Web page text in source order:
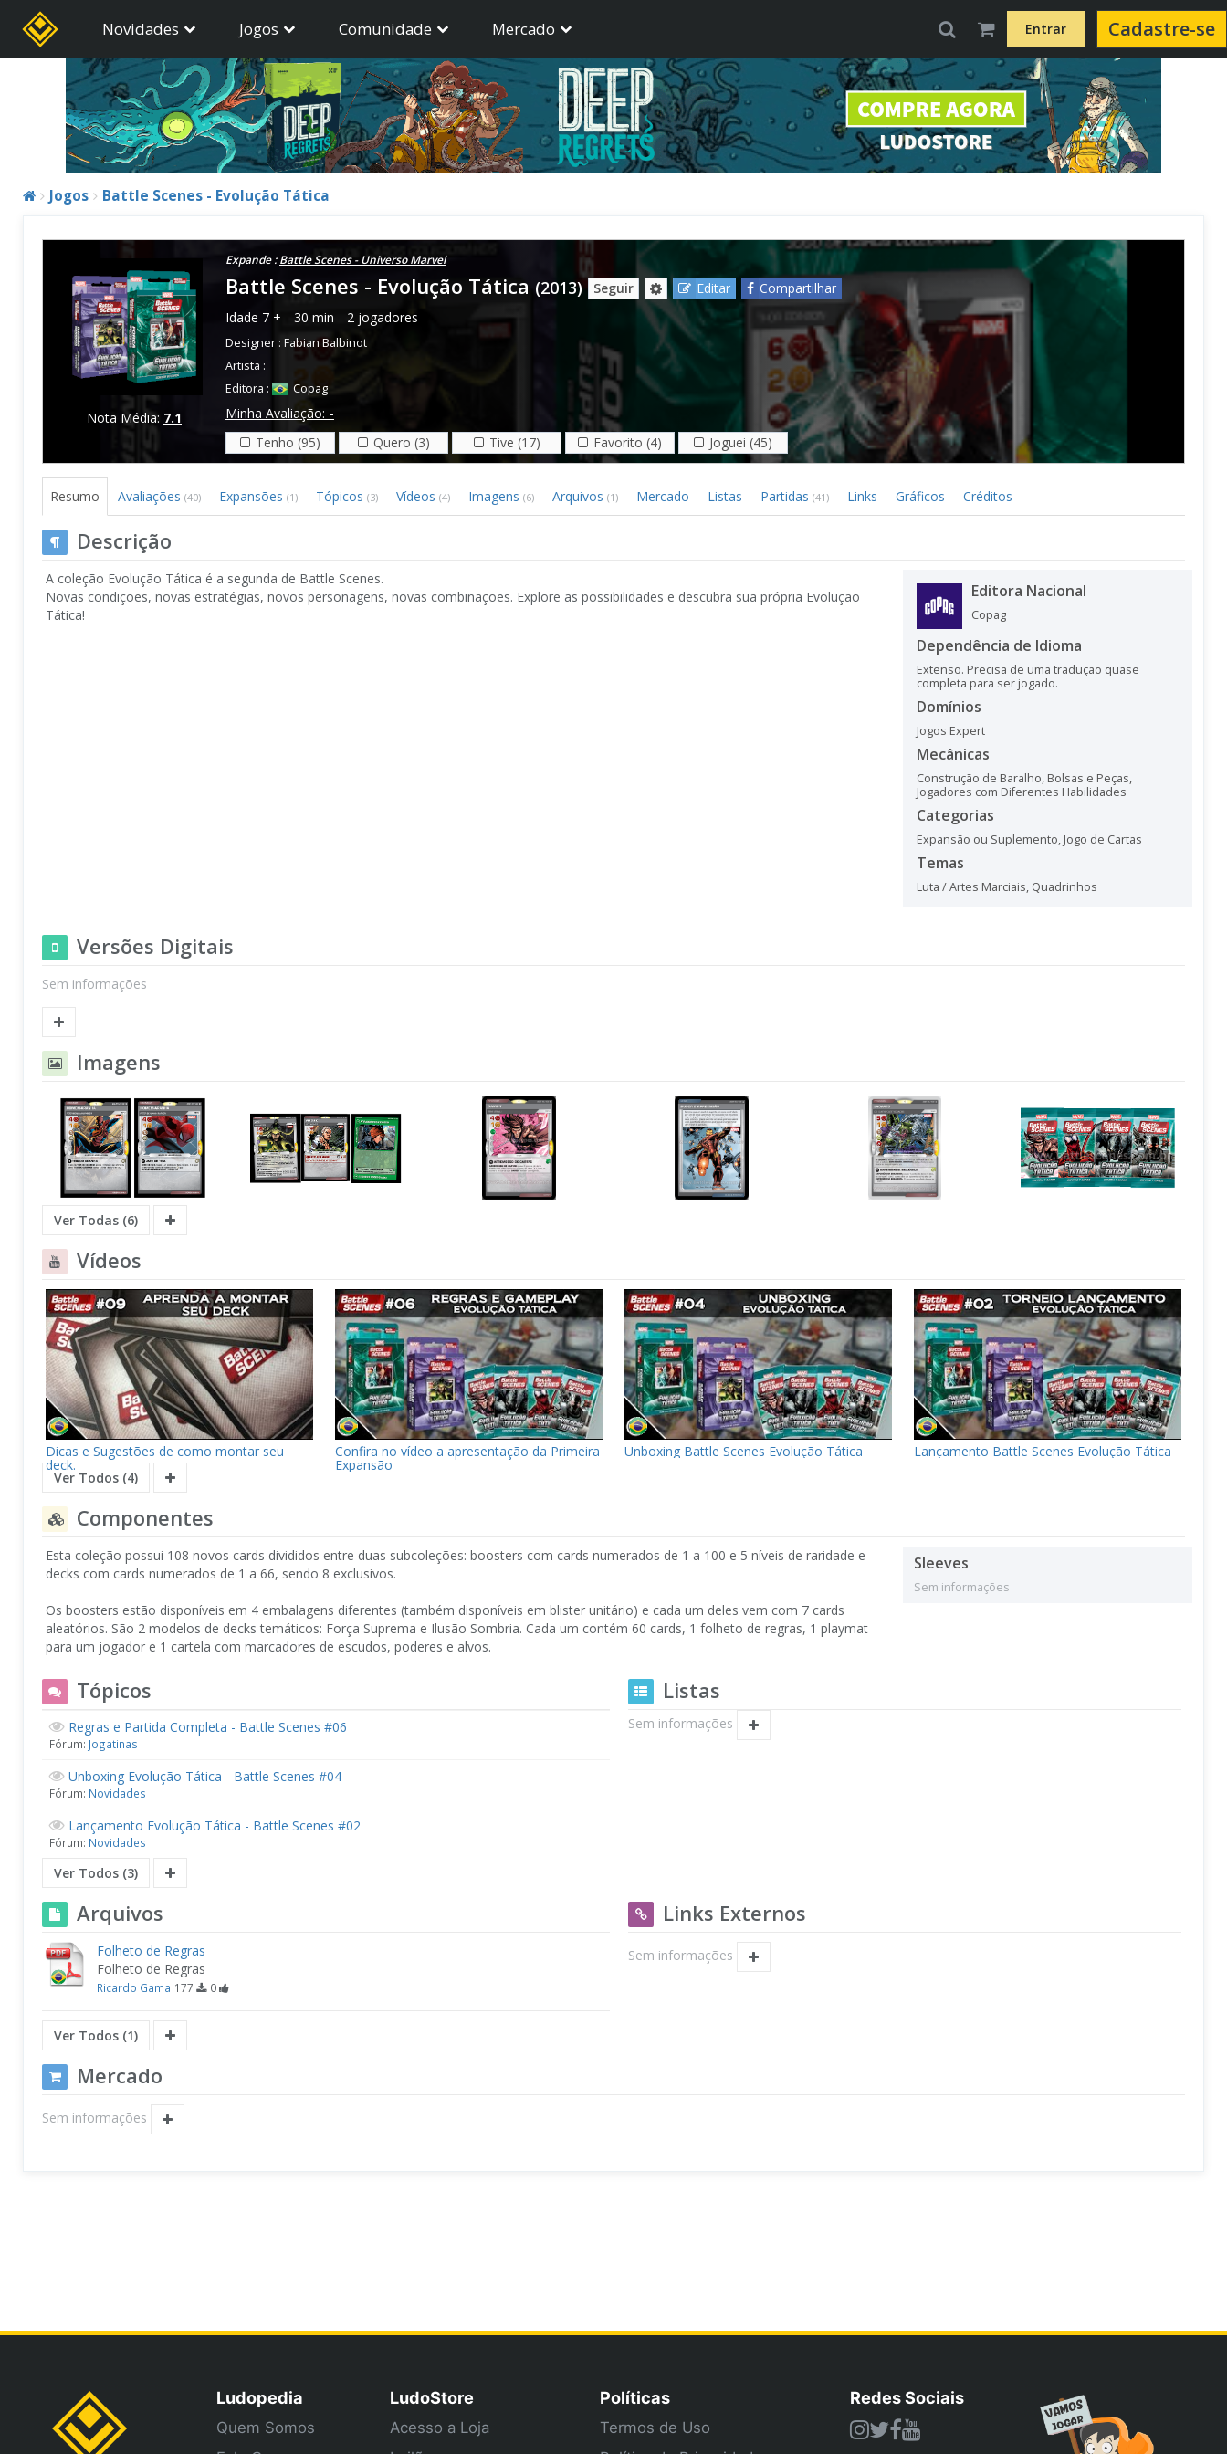
Novidades Jogos Comunidade Mercado Entrar Cadastre-se
Jogos Battle Scenes - Evolução Tática
Nota Média: 7.1
Expande :Battle Scenes - Universo Marvel
Battle Scenes - Evolução Tática (2013) Seguir Editar
Compartilhar
Idade 7 + 30 min 2 jogadores
Designer : Fabian Balbinot
Artista :
Editora :
Copag
Minha Avaliação: -
Tenho (95)
Quero (3) Tive (17) Favorito (4) Joguei (45)
Resumo Avaliações (40) Expansões (1) Tópicos (3) Vídeos (4) Imagens (6) Arquivos (1) Mercado Listas Partidas (41) Links Gráficos Créditos
Descrição
A coleção Evolução Tática é a segunda de Battle Scenes.
Novas condições, novas estratégias, novos personagens, novas combinações. Explore as possibilidades e descubra sua própria Evolução
Tática!
Editora Nacional
Copag
Dependência de Idioma
Extenso. Precisa de uma tradução quase
completa para ser jogado.
Domínios
Jogos Expert
Mecânicas
Construção de Baralho, Bolsas e Peças,
Jogadores com Diferentes Habilidades
Categorias
Expansão ou Suplemento, Jogo de Cartas
Temas
Luta / Artes Marciais, Quadrinhos
Versões Digitais
Sem informações
Imagens
Ver Todas (6)
Vídeos
Dicas e Sugestões de como montar seu
deck.
Confira no vídeo a apresentação da Primeira
Expansão
Unboxing Battle Scenes Evolução Tática
Lançamento Battle Scenes Evolução Tática
Ver Todos (4)
Componentes
Esta coleção possui 108 novos cards divididos entre duas subcoleções: boosters com cards numerados de 1 a 100 e 5 níveis de raridade e
decks com cards numerados de 1 a 66, sendo 8 exclusivos.
Os boosters estão disponíveis em 4 embalagens diferentes (também disponíveis em blister unitário) e cada um deles vem com 7 cards
aleatórios. São 2 modelos de decks temáticos: Força Suprema e Ilusão Sombria. Cada um contém 60 cards, 1 folheto de regras, 1 playmat
para um jogador e 1 cartela com marcadores de escudos, poderes e alvos.
Sleeves
Sem informações
Tópicos
Regras e Partida Completa - Battle Scenes #06
Fórum: Jogatinas
Unboxing Evolução Tática - Battle Scenes #04
Fórum: Novidades
Lançamento Evolução Tática - Battle Scenes #02
Fórum: Novidades
Ver Todos (3)
Listas
Sem informações
Arquivos
Folheto de Regras
Folheto de Regras
Ricardo Gama 177 0
Ver Todos (1)
Links Externos
Sem informações
Mercado
Sem informações
Ludopedia
Quem Somos
LudoStore
Acesso a Loja
Políticas
Termos de Uso
Redes Sociais